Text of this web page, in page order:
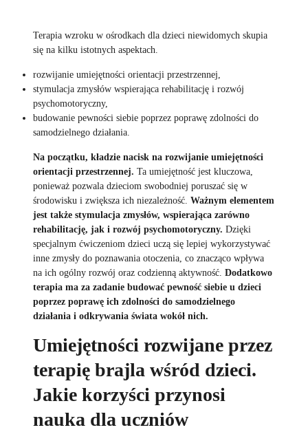
Terapia wzroku w ośrodkach dla dzieci niewidomych skupia
się na kilku istotnych aspektach.
rozwijanie umiejętności orientacji przestrzennej,
stymulacja zmysłów wspierająca rehabilitację i rozwój
psychomotoryczny,
budowanie pewności siebie poprzez poprawę zdolności do
samodzielnego działania.
Na początku, kładzie nacisk na rozwijanie umiejętności
orientacji przestrzennej. Ta umiejętność jest kluczowa,
ponieważ pozwala dzieciom swobodniej poruszać się w
środowisku i zwiększa ich niezależność. Ważnym elementem
jest także stymulacja zmysłów, wspierająca zarówno
rehabilitację, jak i rozwój psychomotoryczny. Dzięki
specjalnym ćwiczeniom dzieci uczą się lepiej wykorzystywać
inne zmysły do poznawania otoczenia, co znacząco wpływa
na ich ogólny rozwój oraz codzienną aktywność. Dodatkowo
terapia ma za zadanie budować pewność siebie u dzieci
poprzez poprawę ich zdolności do samodzielnego
działania i odkrywania świata wokół nich.
Umiejętności rozwijane przez
terapię brajla wśród dzieci.
Jakie korzyści przynosi
nauka dla uczniów